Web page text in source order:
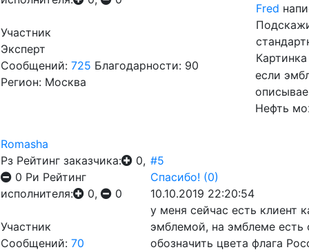
Участник
Эксперт
Сообщений: 725 Благодарности: 90
Регион: Москва
Fred
если
Нефть
Romasha
Рз Рейтинг заказчика:
0,
0 Ри Рейтинг
исполнителя:
0, 0
Участник
Сообщений: 70
#5
Спасибо! (0)
10.10.2019 22:20:54
у меня сейчас есть клиент
эмблемой, на эмблеме
обозначить цвета флага